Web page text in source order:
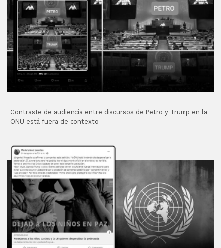
Contraste de audiencia entre discursos de Petro y Trump en la
ONU está fuera de contexto